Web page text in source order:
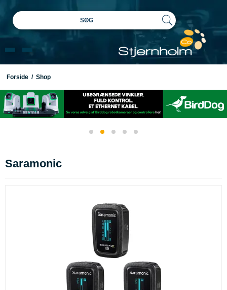
SØG
Forside / Shop
Saramonic